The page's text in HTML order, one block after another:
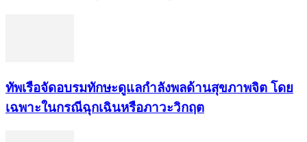
ทัพเรือจัดอบรมทักษะดูแลกำลังพลด้านสุขภาพจิต โดย
เฉพาะในกรณีฉุกเฉินหรือภาวะวิกฤต